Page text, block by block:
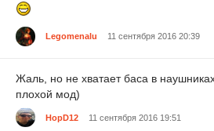
Legomenalu 11 сентября 2016 20:39
Жаль, но не хватает баса в
плохой мод)
HopD12 11 сентября 2016 19:51